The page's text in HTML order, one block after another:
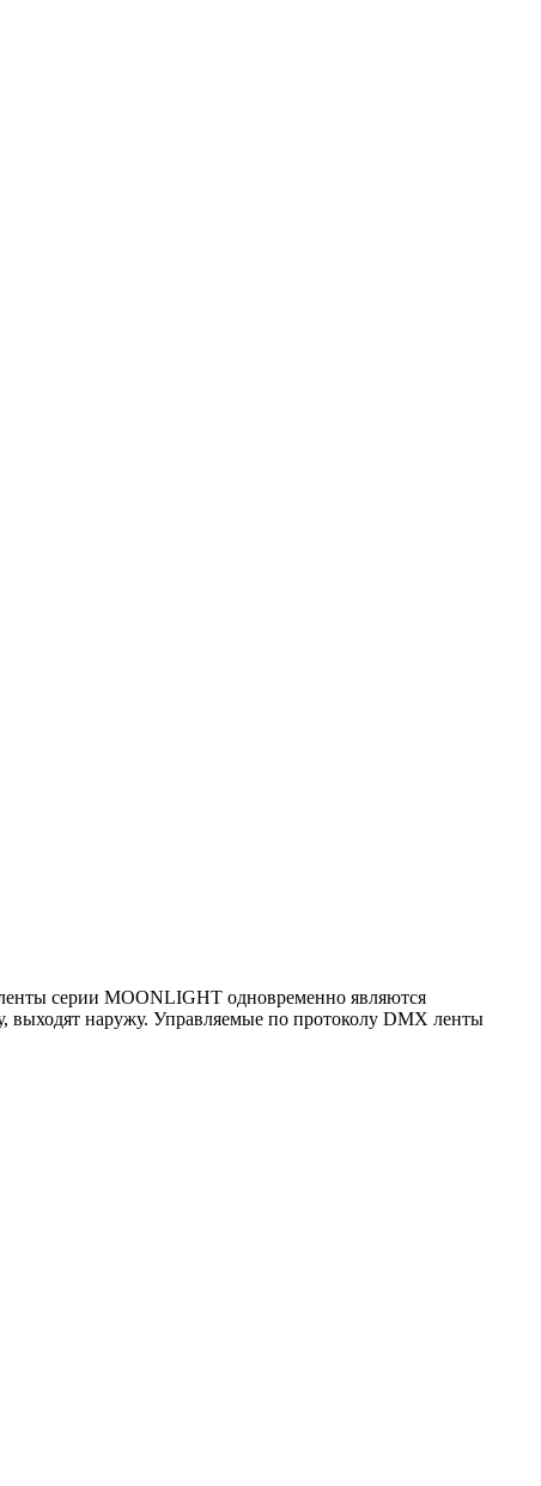
серии MOONLIGHT одновременно являются
выходят наружу. Управляемые по протоколу DMX ленты